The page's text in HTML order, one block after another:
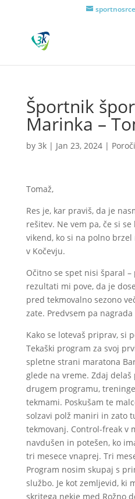
Športnik
Marinka –
by 3k| Jan 23, 2024|
Tomaž,
Res je, kar praviš, da je
rešitev. Ne vem pa, če si
vikend, ko si na polno
v Kočevju.
Očitno se spet nisi šparal
rezultati mi pove, da je
pred tekmovalno sezono
zate. Predvsem pa
Kako se lotevaš priprav, si
Tekaški program za svoj
spletne strani maratona
glede na vreme. Zdaj
drugem programu,
tekmami. Poskušam te
solzavi polž maniri in zato
tekmovanj. Control-freak v
navdušen in potešen, ko
tri mesece vnaprej. Tri
Program nosim skupaj s
službo. Je kot zemljevid, ki
skritega nekje med Rožno